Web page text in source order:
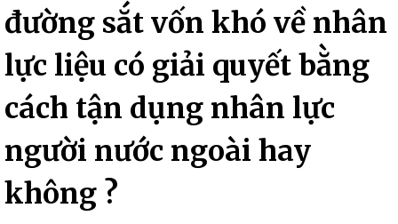
đường sắt vốn khó về nhân
lực liệu có giải quyết bằng
cách tận dụng nhân lực
người nước ngoài hay
không ?